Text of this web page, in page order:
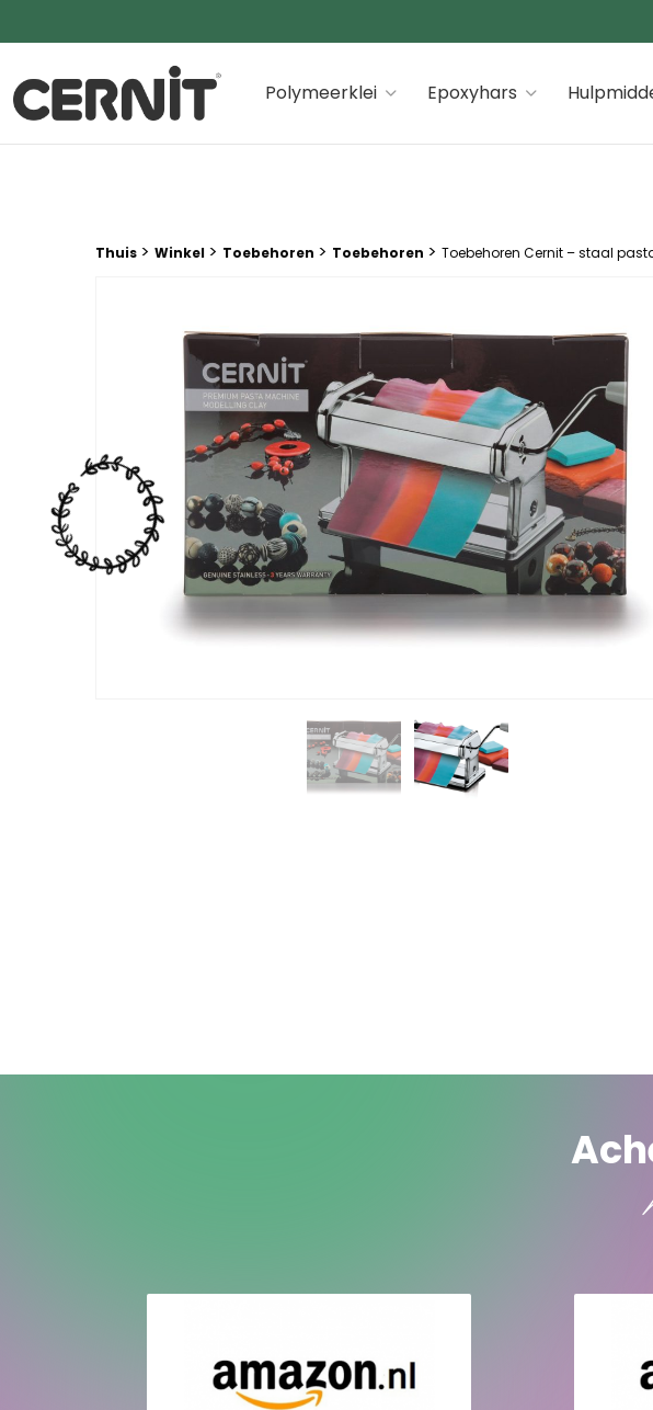
Cernit Une qualité haut de gamme pour des créations premiums
Polymeerklei Epoxyhars
Breadcrumb trail:
Thuis > Winkel > Toebehoren > Toebehoren > Toebehoren Cernit – staal